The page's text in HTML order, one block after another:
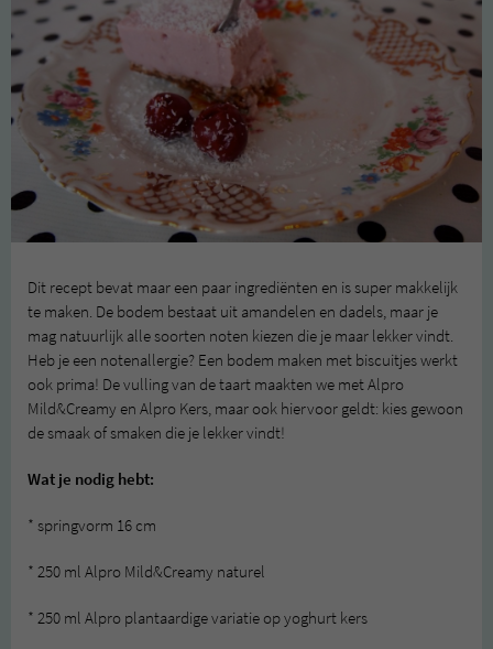
Dit recept bevat maar een paar ingrediënten en is super makkelijk
te maken. De bodem bestaat uit amandelen en dadels, maar je
mag natuurlijk alle soorten noten kiezen die je maar lekker vindt.
Heb je een notenallergie? Een bodem maken met biscuitjes werkt
ook prima! De vulling van de taart maakten we met Alpro
Mild&Creamy en Alpro Kers, maar ook hiervoor geldt: kies gewoon
de smaak of smaken die je lekker vindt!
Wat je nodig hebt:
* springvorm 16 cm
* 250 ml Alpro Mild&Creamy naturel
* 250 ml Alpro plantaardige variatie op yoghurt kers